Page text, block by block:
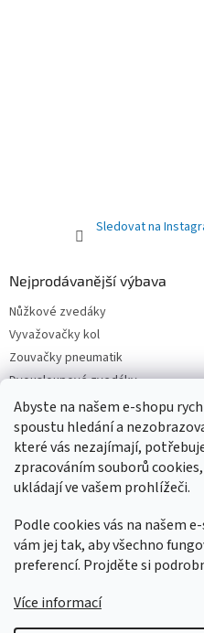
Abyste na našem e-shopu
spoustu hledání a
které vás nezajímají,
zpracováním souborů
ukládají ve vašem prohlížeči.
Podle cookies vás na našem
vám jej tak, aby všechno
preferencí. Projděte si
Více informací
Sledovat na
Nejprodávanější výbava
Nůžkové zvedáky
Vyvažovačky kol
Zouvačky pneumatik
Dvousloupové zvedáky
Pneuservisní sety
Čtyřsloupové zvedáky
Jednosloupové zvedáky